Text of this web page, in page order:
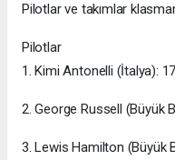
Pilotlar ve takımlar
Pilotlar
1. Kimi Antonelli (İtalya):
2. George Russell (Büyük
3. Lewis Hamilton (Büyük